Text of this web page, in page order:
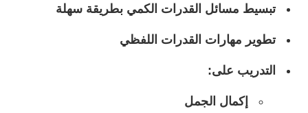
تبسيط مسائل القدرات الكمي بطريقة سهلة
تطوير مهارات القدرات اللفظي
التدريب على:
إكمال الجمل